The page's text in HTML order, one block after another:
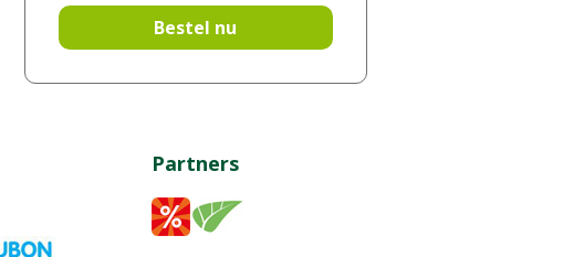
Bestel nu
Partners